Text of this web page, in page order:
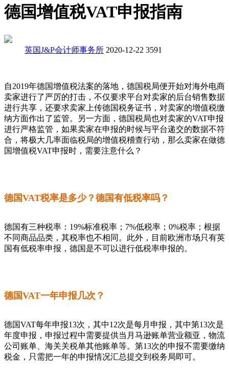
德国增值税VAT申报指南
英国J&P会计师事务所 2020-12-22 3591
自2019年德国增值税法案的落地，德国税局便开始对海外电商
卖家进行了严厉的打击，不仅要求平台对卖家的后台销售数据
进行共享，还要求卖家上传德国税务证书，对卖家的增值税缴
纳方面作出了监管。另一方面，德国税局也对卖家的VAT申报
进行严格监管，如果卖家在申报的时候与平台递交的数据不符
合，将极大几率面临税局的增值税稽查行动，那么卖家在做德
国增值税VAT申报时，需要注意什么？
德国VAT税率是多少？德国有低税率吗？
德国有三种税率：19%标准税率；7%低税率；0%税率；根据
不同商品品类，其税率也不相同。此外，目前欧洲市场只有英
国有低税率申报，德国是不可以进行低税率申报的。
德国VAT一年申报几次？
德国VAT每年申报13次，其中12次是每月申报，其中第13次是
年度申报，申报过程中需要提供当月马逊账单营业额亚，物流
公司账单、海关关税单其他账单等。第13次的申报不需要缴纳
税金，只需把一年的申报情况汇总提交到税务局即可。